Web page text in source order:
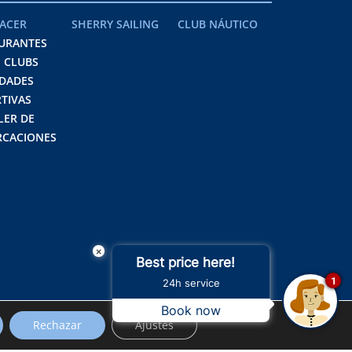
CLUBS
DE
SHERRY SAILING CLUB NÁUTICO
Rechazar Ajustes
×
Best price here!
24h service
Book now
1